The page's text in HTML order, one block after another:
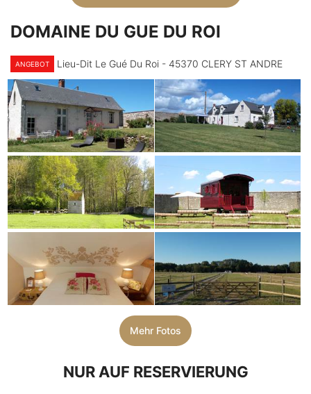
DOMAINE DU GUE DU ROI
ANGEBOT Lieu-Dit Le Gué Du Roi - 45370 CLERY ST ANDRE
Mehr Fotos
NUR AUF RESERVIERUNG